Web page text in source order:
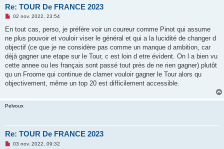
Re: TOUR De FRANCE 2023
M
s
a
g
e
n
o
l
u
02 nov. 2022, 23:54
En tout cas, perso, je préfère voir un coureur comme Pinot qui assume
ne plus pouvoir et vouloir viser le général et qui a la lucidité de changer d
objectif (ce que je ne considère pas comme un manque d ambition, car
déjà gagner une etape sur le Tour, c est loin d etre évident. On l a bien vu
cette annee ou les français sont passé tout près de ne rien gagner) plutôt
qu un Froome qui continue de clamer vouloir gagner le Tour alors qu
objectivement, même un top 20 est difficilement accessible.
Pelvoux
Re: TOUR De FRANCE 2023
M03 nov. 2022, 09:32